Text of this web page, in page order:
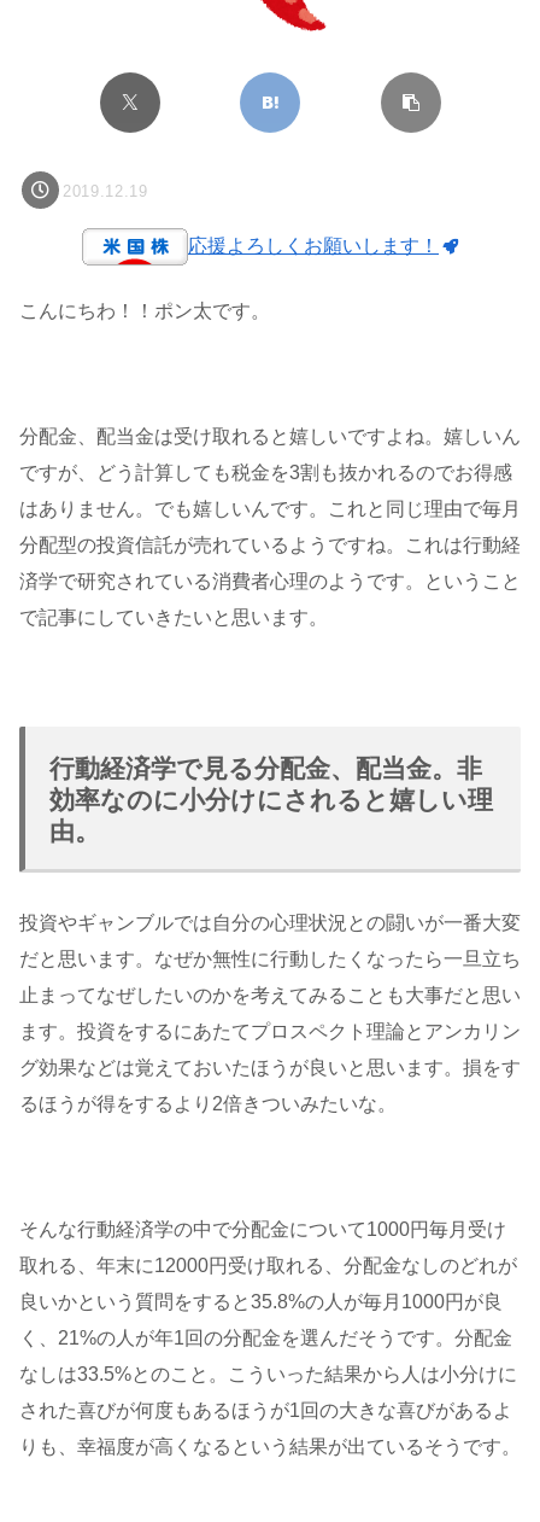
2019.12.19
応援よろしくお願いします！
こんにちわ！！ポン太です。
分配金、配当金は受け取れると嬉しいですよね。嬉しいん
ですが、どう計算しても税金を3割も抜かれるのでお得感
はありません。でも嬉しいんです。これと同じ理由で毎月
分配型の投資信託が売れているようですね。これは行動経
済学で研究されている消費者心理のようです。ということ
で記事にしていきたいと思います。
行動経済学で見る分配金、配当金。非
効率なのに小分けにされると嬉しい理
由。
投資やギャンブルでは自分の心理状況との闘いが一番大変
だと思います。なぜか無性に行動したくなったら一旦立ち
止まってなぜしたいのかを考えてみることも大事だと思い
ます。投資をするにあたてプロスペクト理論とアンカリン
グ効果などは覚えておいたほうが良いと思います。損をす
るほうが得をするより2倍きついみたいな。
そんな行動経済学の中で分配金について1000円毎月受け
取れる、年末に12000円受け取れる、分配金なしのどれが
良いかという質問をすると35.8%の人が毎月1000円が良
く、21%の人が年1回の分配金を選んだそうです。分配金
なしは33.5%とのこと。こういった結果から人は小分けに
された喜びが何度もあるほうが1回の大きな喜びがあるよ
りも、幸福度が高くなるという結果が出ているそうです。